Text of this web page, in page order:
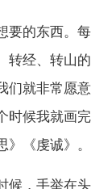
要的东西。
转经、转山
们就非常愿
时候我就画
《虔诚》。
候，手举在